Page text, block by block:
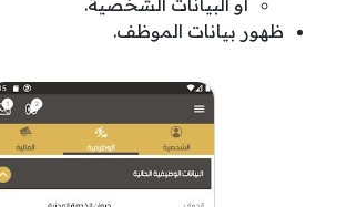
أو البيانات الشخصية.
ظهور بيانات الموظف.